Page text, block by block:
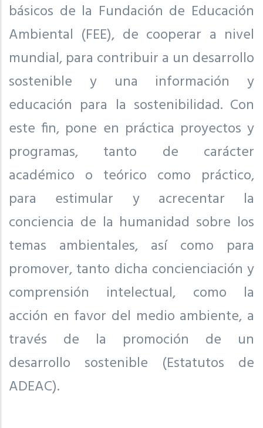
básicos de la Fundación de Educación
Ambiental (FEE), de cooperar a nivel
mundial, para contribuir a un desarrollo
sostenible y una información y
educación para la sostenibilidad. Con
este fin, pone en práctica proyectos y
programas, tanto de carácter
académico o teórico como práctico,
para estimular y acrecentar la
conciencia de la humanidad sobre los
temas ambientales, así como para
promover, tanto dicha concienciación y
comprensión intelectual, como la
acción en favor del medio ambiente, a
través de la promoción de un
desarrollo sostenible (Estatutos de
ADEAC).